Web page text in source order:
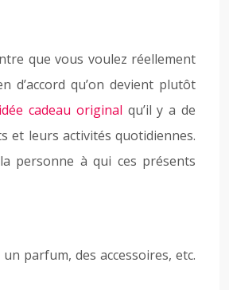
que vous voulez réellement
qu’on devient plutôt
idée cadeau original qu’il y a de
et leurs activités quotidiennes.
personne à qui ces présents
parfum, des accessoires, etc.